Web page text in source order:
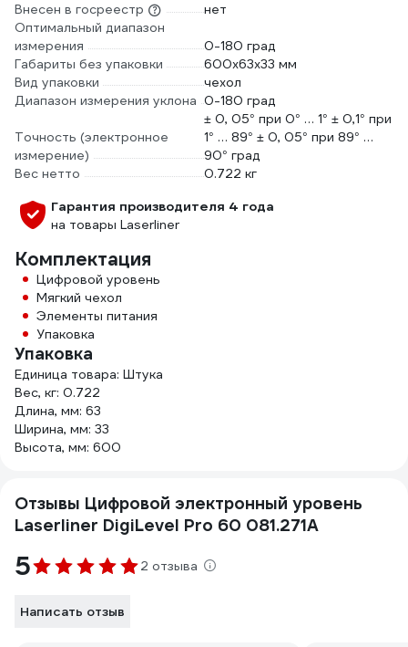
Внесен в госреестр
нет
Оптимальный диапазон
измерения
0-180 град
Габариты без упаковки
600x63x33 мм
Вид упаковки
чехол
Диапазон измерения уклона 0-180 град
Точность (электронное
измерение)
± 0, 05° при 0° … 1° ± 0,1° при
1° … 89° ± 0, 05° при 89° …
90° град
Вес нетто
0.722 кг
Гарантия производителя 4 года
на товары Laserliner
Комплектация
Цифровой уровень
Мягкий чехол
Элементы питания
Упаковка
Упаковка
Единица товара: Штука
Вес, кг: 0.722
Длина, мм: 63
Ширина, мм: 33
Высота, мм: 600
Отзывы Цифровой электронный уровень
Laserliner DigiLevel Pro 60 081.271A
5 2 отзыва
Написать отзыв